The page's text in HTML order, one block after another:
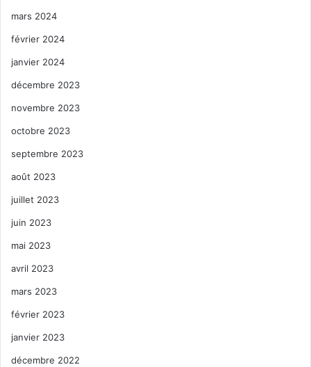
mars 2024
février 2024
janvier 2024
décembre 2023
novembre 2023
octobre 2023
septembre 2023
août 2023
juillet 2023
juin 2023
mai 2023
avril 2023
mars 2023
février 2023
janvier 2023
décembre 2022